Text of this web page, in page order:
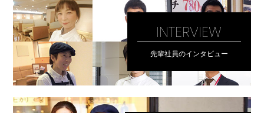
INTERVIEW
先輩社員のインタビュー